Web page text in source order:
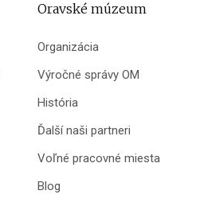
Oravské múzeum
Organizácia
Výročné správy OM
História
Ďalší naši partneri
Voľné pracovné miesta
Blog